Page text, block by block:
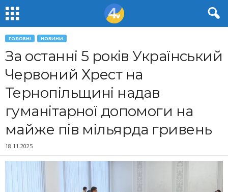
ГОЛОВНІ НОВИНИ
За останні 5 років Український
Червоний Хрест на
Тернопільщині надав
гуманітарної допомоги на
майже пів мільярда гривень
18.11.2025